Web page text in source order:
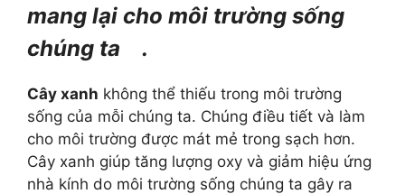
mang lại cho môi trường sống
chúng ta .
Cây xanh không thể thiếu trong môi trường
sống của mỗi chúng ta. Chúng điều tiết và làm
cho môi trường được mát mẻ trong sạch hơn.
Cây xanh giúp tăng lượng oxy và giảm hiệu ứng
nhà kính do môi trường sống chúng ta gây ra